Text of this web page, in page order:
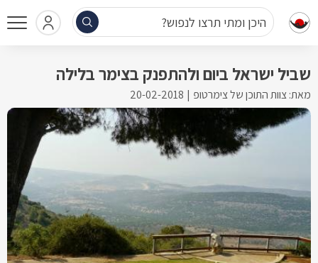
היכן ומתי תרצו לנפוש?
שביל ישראל ביום ולהתפנק בצימר בלילה
מאת: צוות התוכן של צימרטופ 20-02-2018